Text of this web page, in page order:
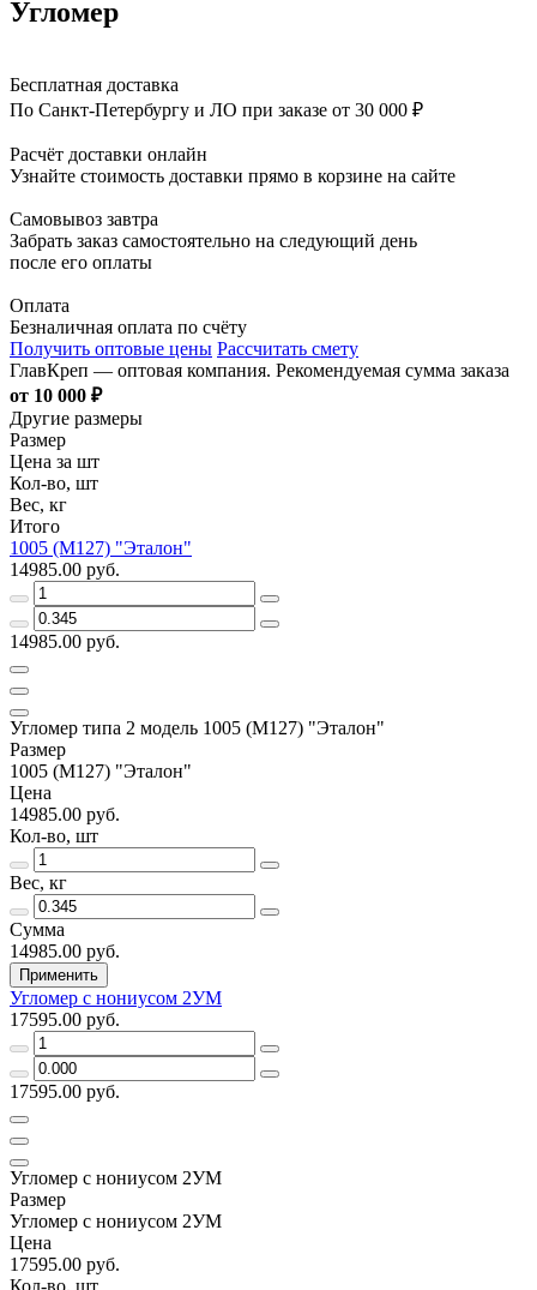
Угломер
Бесплатная доставка
По Санкт-Петербургу и ЛО при заказе от 30 000 ₽
Расчёт доставки онлайн
Узнайте стоимость доставки прямо в корзине на сайте
Самовывоз завтра
Забрать заказ самостоятельно на следующий день
после его оплаты
Оплата
Безналичная оплата по счёту
Получить оптовые цены Рассчитать смету
ГлавКреп — оптовая компания. Рекомендуемая сумма заказа
от 10 000 ₽
Другие размеры
Размер
Цена за шт
Кол-во, шт
Вес, кг
Итого
1005 (М127) "Эталон"
14985.00 руб.
14985.00 руб.
Угломер типа 2 модель 1005 (М127) "Эталон"
Размер
1005 (М127) "Эталон"
Цена
14985.00 руб.
Кол-во, шт
Вес, кг
Сумма
14985.00 руб.
Применить
Угломер с нониусом 2УМ
17595.00 руб.
17595.00 руб.
Угломер с нониусом 2УМ
Размер
Угломер с нониусом 2УМ
Цена
17595.00 руб.
Кол-во, шт